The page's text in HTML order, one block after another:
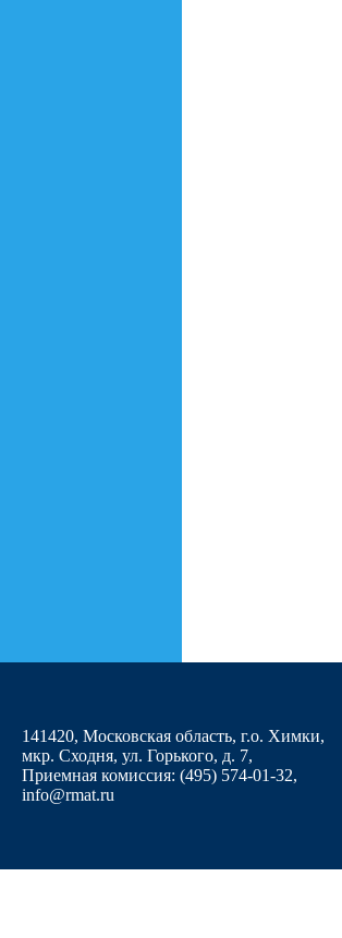
141420, Московская область, г.о. Химки,
мкр. Сходня, ул. Горького, д. 7,
Приемная комиссия: (495) 574-01-32,
info@rmat.ru